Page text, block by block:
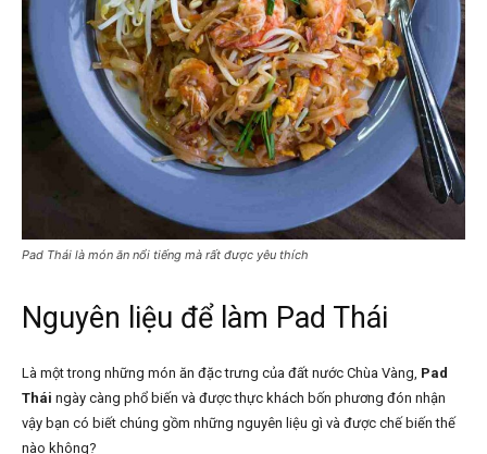
Pad Thái là món ăn nổi tiếng mà rất được yêu thích
Nguyên liệu để làm Pad Thái
Là một trong những món ăn đặc trưng của đất nước Chùa Vàng, Pad
Thái ngày càng phổ biến và được thực khách bốn phương đón nhận
vậy bạn có biết chúng gồm những nguyên liệu gì và được chế biến thế
nào không?